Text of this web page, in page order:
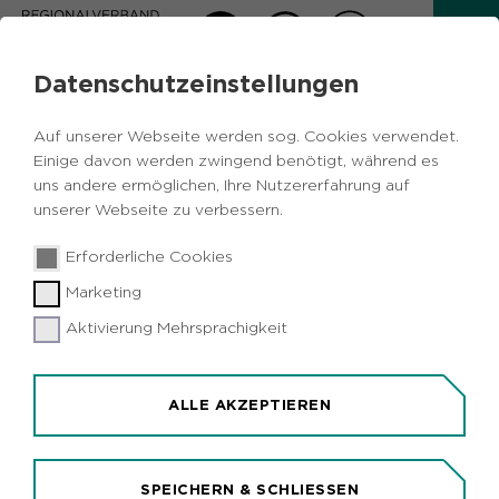
Datenschutzeinstellungen
Auf unserer Webseite werden sog. Cookies verwendet.
Einige davon werden zwingend benötigt, während es
uns andere ermöglichen, Ihre Nutzererfahrung auf
unserer Webseite zu verbessern.
Erforderliche Cookies
Marketing
Aktivierung Mehrsprachigkeit
ALLE AKZEPTIEREN
SPEICHERN & SCHLIESSEN
AKTUELLES
Zurück
Dortmund
RRX-Instandhaltungswerk in Dortmund
wird eröffnet
Dortmund (idr). Siemens Mobility eröffnet in der
nächsten Woche das neue Instandhaltungswerk
Beisein von NRW-Verkehrsminister Hendrik Wüst